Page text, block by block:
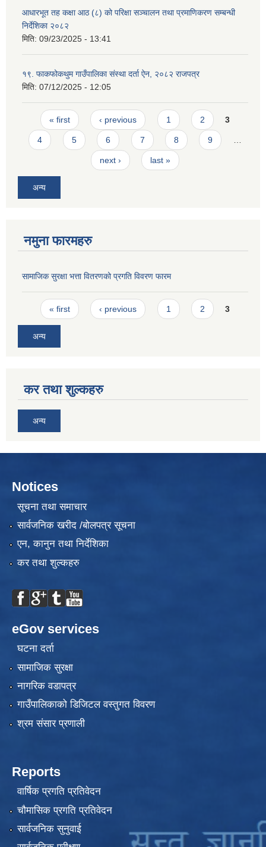
आधारभूत तह कक्षा आठ (८) को परिक्षा सञ्चालन तथा प्रमाणिकरण सम्बन्धी
निर्देशिका २०८२
मिति: 09/23/2025 - 13:41
१९. फाकफोकथुम गाउँपालिका संस्था दर्ता ऐन, २०८२ राजपत्र
मिति: 07/12/2025 - 12:05
Pages
« first ‹ previous 1 2 3
4 5 6 7 8 9
next › last »
अन्य
नमुना फारमहरु
सामाजिक सुरक्षा भत्ता वितरणको प्रगति विवरण फारम
Pages
« first ‹ previous 1 2 3
अन्य
कर तथा शुल्कहरु
अन्य
Notices
सूचना तथा समाचार
सार्वजनिक खरीद /बोलपत्र सूचना
एन, कानुन तथा निर्देशिका
कर तथा शुल्कहरु
eGov services
घटना दर्ता
सामाजिक सुरक्षा
नागरिक वडापत्र
गाउँपालिकाको डिजिटल वस्तुगत विवरण
श्रम संसार प्रणाली
Reports
वार्षिक प्रगति प्रतिवेदन
चौमासिक प्रगति प्रतिवेदन
सार्वजनिक सुनुवाई